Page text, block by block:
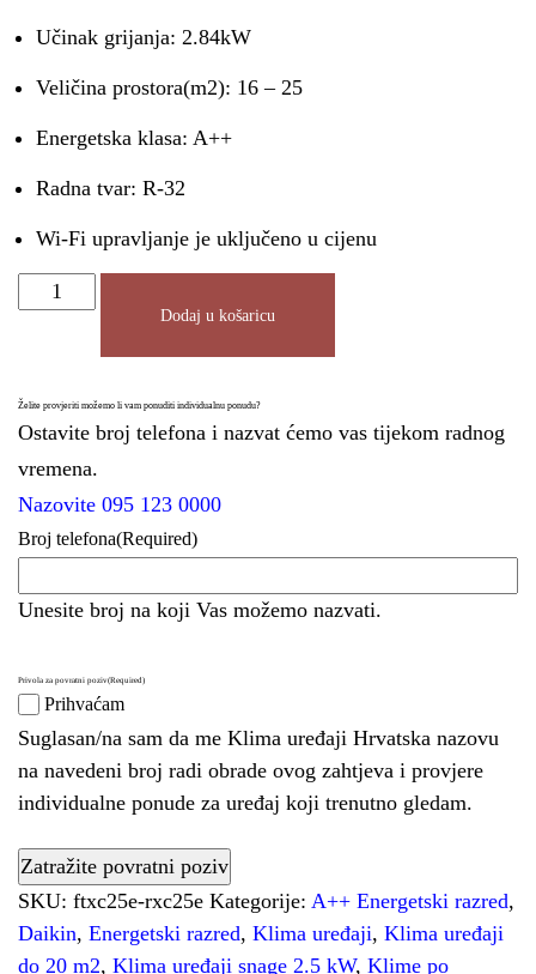
Učinak grijanja: 2.84kW
Veličina prostora(m2): 16 – 25
Energetska klasa: A++
Radna tvar: R-32
Wi-Fi upravljanje je uključeno u cijenu
Dodaj u košaricu
Želite provjeriti možemo li vam ponuditi individualnu ponudu?
Ostavite broj telefona i nazvat ćemo vas tijekom radnog
vremena.
Nazovite 095 123 0000
Broj telefona(Required)
Unesite broj na koji Vas možemo nazvati.
Privola za povratni poziv(Required)
Prihvaćam
Suglasan/na sam da me Klima uređaji Hrvatska nazovu
na navedeni broj radi obrade ovog zahtjeva i provjere
individualne ponude za uređaj koji trenutno gledam.
SKU: ftxc25e-rxc25e Kategorije: A++ Energetski razred,
Daikin, Energetski razred, Klima uređaji, Klima uređaji
do 20 m2, Klima uređaji snage 2.5 kW, Klime po